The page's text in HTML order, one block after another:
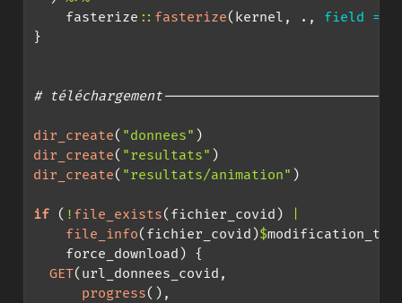
    fasterize
:: fasterize(kernel, ., field =
}
#
dir_create( "donnees" )
dir_create( "resultats" )
dir_create( "resultats/animation" )
if ( ! file_exists(fichier_covid)
file_info(fichier_covid)$
    force_download) {
GET(url_donnees_covid,
progress(),